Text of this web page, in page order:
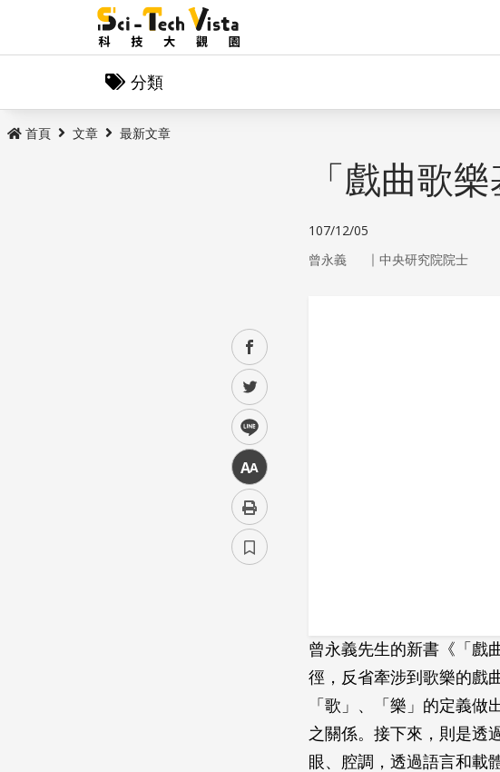
分類
首頁 文章 最新文章
facebook
twitter
line
中
「戲曲歌
107/12/05
曾永義 ｜ 中央研究院院士
曾永義先生的新書《「戲
徑，反省牽涉到歌樂的戲
「歌」、「樂」的定義
之關係。接下來，則是透
眼、腔調，透過語言和載